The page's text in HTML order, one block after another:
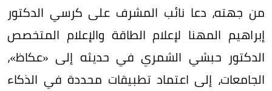
من جهته، دعا نائب المشرف على كرسي الدكتور
إبراهيم المهنا لإعلام الطاقة والإعلام المتخصص
الدكتور حبشي الشمري في حديثه إلى «عكاظ»،
الجامعات، إلى اعتماد تطبيقات محددة في الذكاء